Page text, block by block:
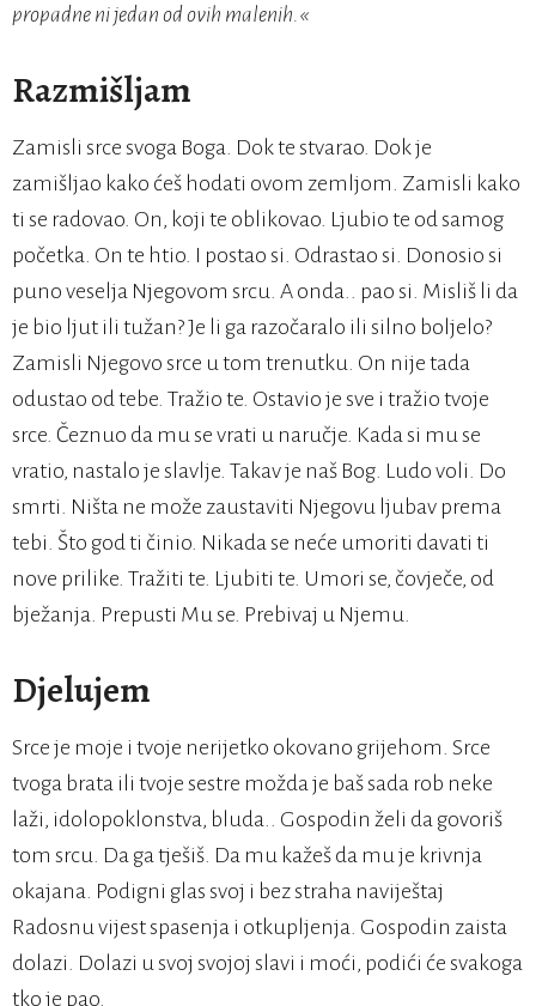
propadne ni jedan od ovih malenih.«
Razmišljam
Zamisli srce svoga Boga. Dok te stvarao. Dok je
zamišljao kako ćeš hodati ovom zemljom. Zamisli kako
ti se radovao. On, koji te oblikovao. Ljubio te od samog
početka. On te htio. I postao si. Odrastao si. Donosio si
puno veselja Njegovom srcu. A onda.. pao si. Misliš li da
je bio ljut ili tužan? Je li ga razočaralo ili silno boljelo?
Zamisli Njegovo srce u tom trenutku. On nije tada
odustao od tebe. Tražio te. Ostavio je sve i tražio tvoje
srce. Čeznuo da mu se vrati u naručje. Kada si mu se
vratio, nastalo je slavlje. Takav je naš Bog. Ludo voli. Do
smrti. Ništa ne može zaustaviti Njegovu ljubav prema
tebi. Što god ti činio. Nikada se neće umoriti davati ti
nove prilike. Tražiti te. Ljubiti te. Umori se, čovječe, od
bježanja. Prepusti Mu se. Prebivaj u Njemu.
Djelujem
Srce je moje i tvoje nerijetko okovano grijehom. Srce
tvoga brata ili tvoje sestre možda je baš sada rob neke
laži, idolopoklonstva, bluda.. Gospodin želi da govoriš
tom srcu. Da ga tješiš. Da mu kažeš da mu je krivnja
okajana. Podigni glas svoj i bez straha naviještaj
Radosnu vijest spasenja i otkupljenja. Gospodin zaista
dolazi. Dolazi u svoj svojoj slavi i moći, podići će svakoga
tko je pao.